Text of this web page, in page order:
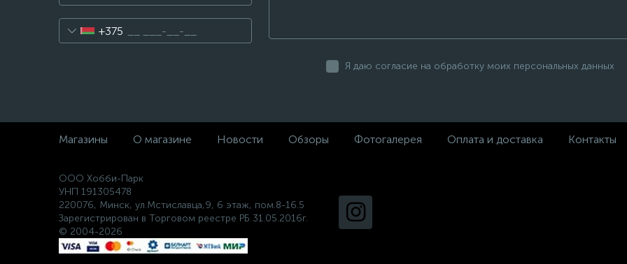
+375
Я даю согласие на обработку моих персональных данных
Магазины О магазине Новости Обзоры Фотогалерея Оплата и доставка Контакты
ООО Хобби-Парк
УНП 191305478
220076, Минск, ул.Мстиславца,9, 6 этаж, пом.8-16.5
Зарегистрирован в Торговом реестре РБ 31.05.2016г.
© 2004-2026